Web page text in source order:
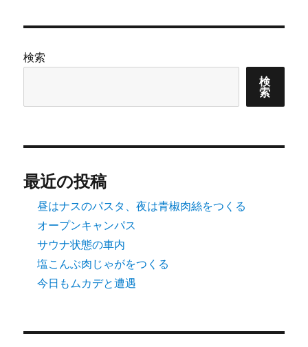
ン
検索
検
索
最近の投稿
昼はナスのパスタ、夜は青椒肉絲をつくる
オープンキャンパス
サウナ状態の車内
塩こんぶ肉じゃがをつくる
今日もムカデと遭遇